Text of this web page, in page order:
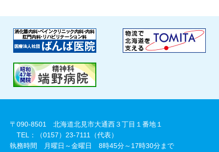
〒090-8501 北海道北見市大通西３丁目１番地１
TEL：（0157）23-7111（代表）
執務時間 月曜日～金曜日 8時45分～17時30分まで